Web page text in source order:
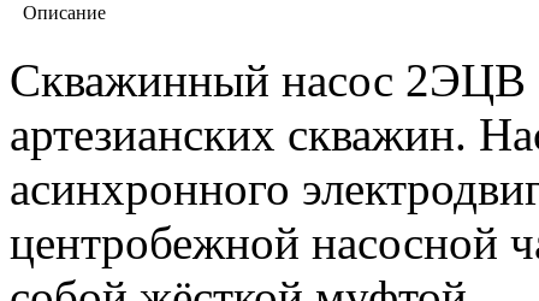
Описание
Скважинный насос 2ЭЦВ
артезианских скважин.
асинхронного
центробежной наcосной